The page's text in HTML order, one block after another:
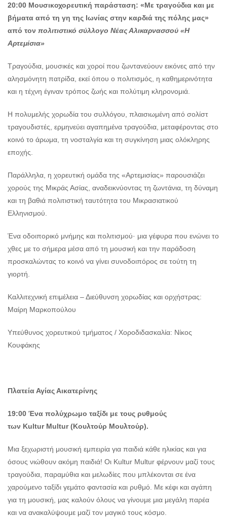
20:00 Μουσικοχορευτική παράσταση: «Με τραγούδια και με
βήματα από τη γη της Ιωνίας στην καρδιά της πόλης μας»
από τον πολιτιστικό σύλλογο Νέας Αλικαρνασσού «Η
Αρτεμίσια»
Τραγούδια, μουσικές και χοροί που ζωντανεύουν εικόνες από την
αλησμόνητη πατρίδα, εκεί όπου ο πολιτισμός, η καθημερινότητα
και η τέχνη έγιναν τρόπος ζωής και πολύτιμη κληρονομιά.
Η πολυμελής χορωδία του συλλόγου, πλαισιωμένη από σολίστ
τραγουδιστές, ερμηνεύει αγαπημένα τραγούδια, μεταφέροντας στο
κοινό το άρωμα, τη νοσταλγία και τη συγκίνηση μιας ολόκληρης
εποχής.
Παράλληλα, η χορευτική ομάδα της «Αρτεμισίας» παρουσιάζει
χορούς της Μικράς Ασίας, αναδεικνύοντας τη ζωντάνια, τη δύναμη
και τη βαθιά πολιτιστική ταυτότητα του Μικρασιατικού
Ελληνισμού.
Ένα οδοιπορικό μνήμης και πολιτισμού· μια γέφυρα που ενώνει το
χθες με το σήμερα μέσα από τη μουσική και την παράδοση
προσκαλώντας το κοινό να γίνει συνοδοιπόρος σε τούτη τη
γιορτή.
Καλλιτεχνική επιμέλεια – Διεύθυνση χορωδίας και ορχήστρας:
Μαίρη Μαρκοπούλου
Υπεύθυνος χορευτικού τμήματος / Χοροδιδασκαλία: Νίκος
Κουφάκης
Πλατεία Αγίας Αικατερίνης
19:00 Ένα πολύχρωμο ταξίδι με τους ρυθμούς
των Kultur Multur (Κουλτούρ Μουλτούρ).
Μια ξεχωριστή μουσική εμπειρία για παιδιά κάθε ηλικίας και για
όσους νιώθουν ακόμη παιδιά! Οι Kultur Multur φέρνουν μαζί τους
τραγούδια, παραμύθια και μελωδίες που μπλέκονται σε ένα
χαρούμενο ταξίδι γεμάτο φαντασία και ρυθμό. Με κέφι και αγάπη
για τη μουσική, μας καλούν όλους να γίνουμε μια μεγάλη παρέα
και να ανακαλύψουμε μαζί τον μαγικό τους κόσμο.